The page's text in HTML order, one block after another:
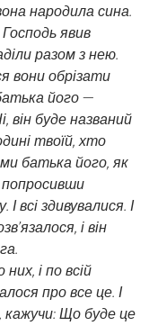
народила сина.
Господь явив
разом з нею.
вони обрізати
його —
він буде названий
твоїй, хто
батька його, як
попросивши
всі здивувалися. І
і він
і по всій
про все це. І
кажучи: Що буде це